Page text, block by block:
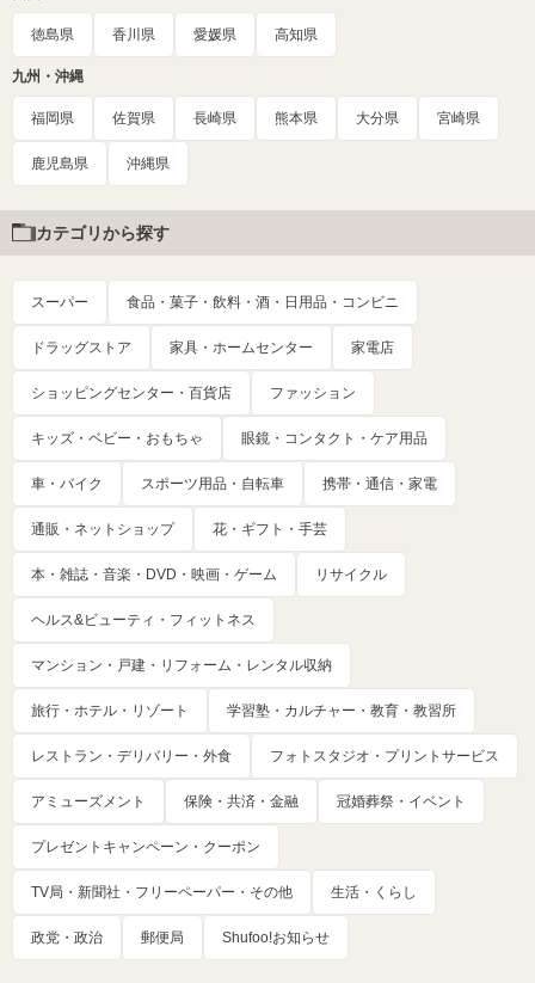
徳島県 香川県 愛媛県 高知県
九州・沖縄
福岡県 佐賀県 長崎県 熊本県 大分県 宮崎県
鹿児島県 沖縄県
カテゴリから探す
スーパー 食品・菓子・飲料・酒・日用品・コンビニ
ドラッグストア 家具・ホームセンター 家電店
ショッピングセンター・百貨店 ファッション
キッズ・ベビー・おもちゃ 眼鏡・コンタクト・ケア用品
車・バイク スポーツ用品・自転車 携帯・通信・家電
通販・ネットショップ 花・ギフト・手芸
本・雑誌・音楽・DVD・映画・ゲーム リサイクル
ヘルス&ビューティ・フィットネス
マンション・戸建・リフォーム・レンタル収納
旅行・ホテル・リゾート 学習塾・カルチャー・教育・教習所
レストラン・デリバリー・外食 フォトスタジオ・プリントサービス
アミューズメント 保険・共済・金融 冠婚葬祭・イベント
プレゼントキャンペーン・クーポン
TV局・新聞社・フリーペーパー・その他 生活・くらし
政党・政治 郵便局 Shufoo!お知らせ